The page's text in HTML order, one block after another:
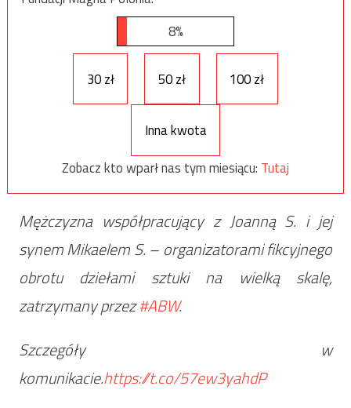
8%
30 zł 50 zł 100 zł
Inna kwota
Zobacz kto wparł nas tym miesiącu: Tutaj
Mężczyzna współpracujący z Joanną S. i jej
synem Mikaelem S. – organizatorami fikcyjnego
obrotu dziełami sztuki na wielką skalę,
zatrzymany przez#ABW.
Szczegóły w
komunikacie.https://t.co/57ew3yahdP